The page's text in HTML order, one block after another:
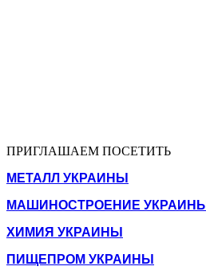
ПРИГЛАШАЕМ ПОСЕТИТЬ
МЕТАЛЛ УКРАИНЫ
МАШИНОСТРОЕНИЕ УКРАИНЫ
ХИМИЯ УКРАИНЫ
ПИЩЕПРОМ УКРАИНЫ